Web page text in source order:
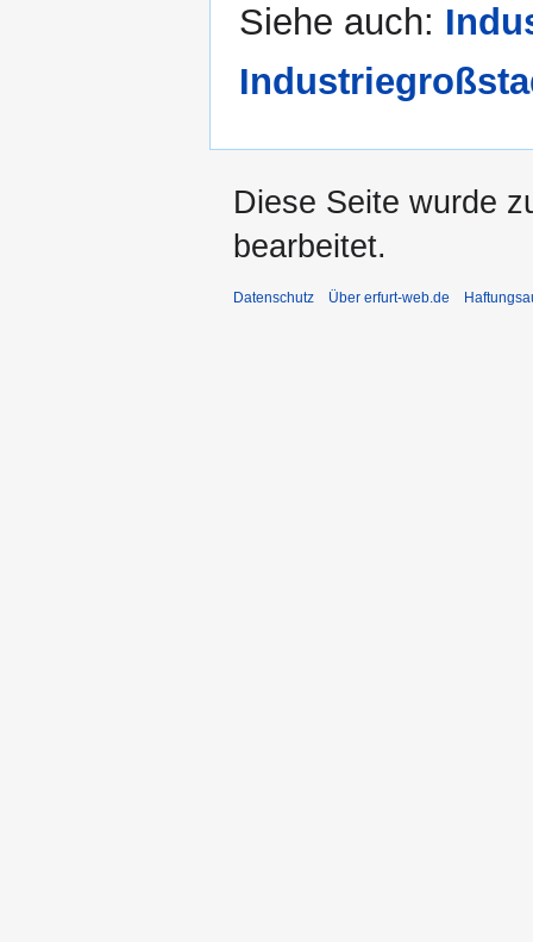
Siehe auch:
Diese Seite wurde
bearbeitet.
Datenschutz Über erfurt-web.de